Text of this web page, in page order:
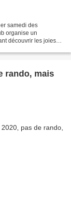
samedi des
organise un
découvrir les joies
rando, mais